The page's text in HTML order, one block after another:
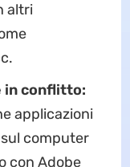
altri
in conflitto:
applicazioni
computer
con Adobe